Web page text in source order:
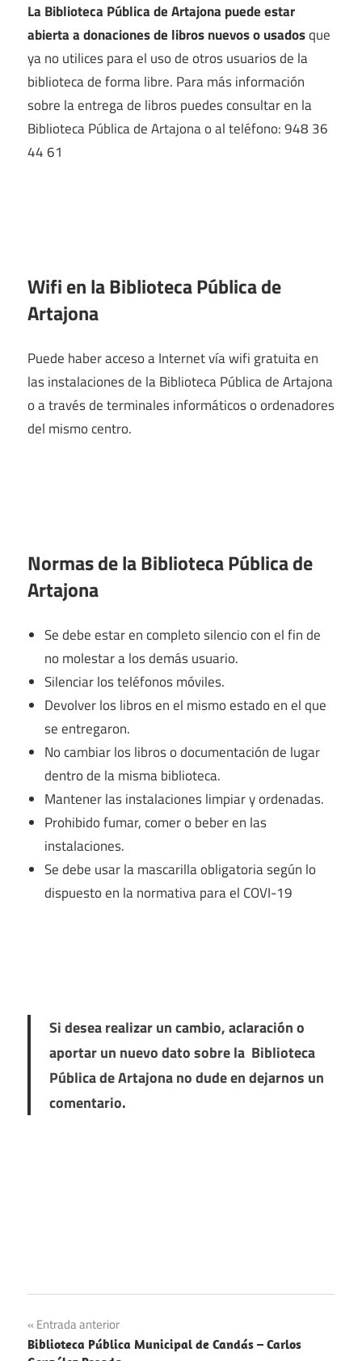
La Biblioteca Pública de Artajona puede estar
abierta a donaciones de libros nuevos o usadosque
ya no utilices para el uso de otros usuarios de la
biblioteca de forma libre. Para más información
sobre la entrega de libros puedes consultar en la
Biblioteca Pública de Artajona o al teléfono: 948 36
44 61
Wifi en laBiblioteca Pública de
Artajona
Puede haber acceso a Internet vía wifi gratuita en
las instalaciones de la Biblioteca Pública de Artajona
o a través de terminales informáticos o ordenadores
del mismo centro.
Normas de la Biblioteca Pública de
Artajona
Se debe estar en completo silencio con el fin de
no molestar a los demás usuario.
Silenciar los teléfonos móviles.
Devolver los libros en el mismo estado en el que
se entregaron.
No cambiar los libros o documentación de lugar
dentro de la misma biblioteca.
Mantener las instalaciones limpiar y ordenadas.
Prohibido fumar, comer o beber en las
instalaciones.
Se debe usar la mascarilla obligatoria según lo
dispuesto en la normativa para el COVI-19
Si desea realizar un cambio, aclaración o
aportar un nuevo dato sobre la Biblioteca
Pública de Artajona no dude en dejarnos un
comentario.
Navegación
Entrada anterior
Biblioteca Pública Municipal de Candás – Carlos